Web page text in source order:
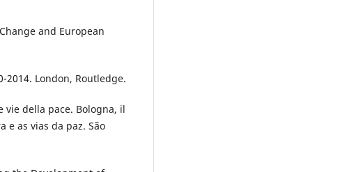
and European
2014. London, Routledge.
vie della pace. Bologna, il
e as vias da paz. São